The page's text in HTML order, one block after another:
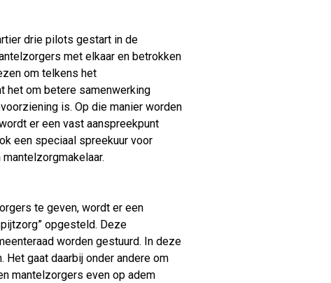
drie pilots gestart in de
met elkaar en betrokken
om telkens het
het om betere samenwerking
is. Op die manier worden
er een vast aanspreekpunt
een speciaal spreekuur voor
te geven, wordt er een
opgesteld. Deze
worden gestuurd. In deze
gaat daarbij onder andere om
mantelzorgers even op adem